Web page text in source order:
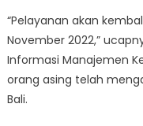
“Pelayanan akan
November 2022,”
Informasi Manajemen
orang asing telah
Bali.